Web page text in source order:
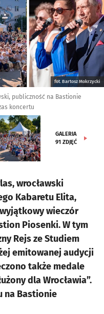
fot. Bartosz Mokrzycki
publiczność na Bastionie
koncertu
GALERIA
91 ZDJĘĆ
wrocławski
Kabaretu Elita,
wieczór
Piosenki. W tym
Rejs ze Studiem
emitowanej audycji
także medale
dla Wrocławia”.
na Bastionie